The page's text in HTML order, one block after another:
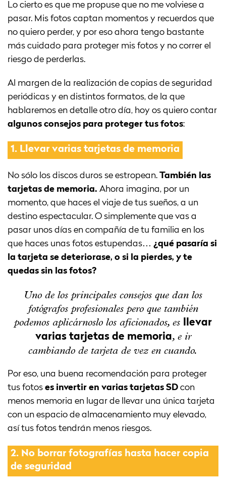
Lo cierto es que me propuse que no me volviese a
pasar. Mis fotos captan momentos y recuerdos que
no quiero perder, y por eso ahora tengo bastante
más cuidado para proteger mis fotos y no correr el
riesgo de perderlas.
Al margen de la realización de copias de seguridad
periódicas y en distintos formatos, de la que
hablaremos en detalle otro día, hoy os quiero contar
algunos consejos para proteger tus fotos:
1. Llevar varias tarjetas de memoria
No sólo los discos duros se estropean. También las
tarjetas de memoria. Ahora imagina, por un
momento, que haces el viaje de tus sueños, a un
destino espectacular. O simplemente que vas a
pasar unos días en compañía de tu familia en los
que haces unas fotos estupendas… ¿qué pasaría si
la tarjeta se deteriorase, o si la pierdes, y te
quedas sin las fotos?
Uno de los principales consejos que dan los
fotógrafos profesionales pero que también
podemos aplicárnoslo los aficionados, es llevar
varias tarjetas de memoria, e ir
cambiando de tarjeta de vez en cuando.
Por eso, una buena recomendación para proteger
tus fotos es invertir en varias tarjetas SD con
menos memoria en lugar de llevar una única tarjeta
con un espacio de almacenamiento muy elevado,
así tus fotos tendrán menos riesgos.
2. No borrar fotografías hasta hacer copia
de seguridad